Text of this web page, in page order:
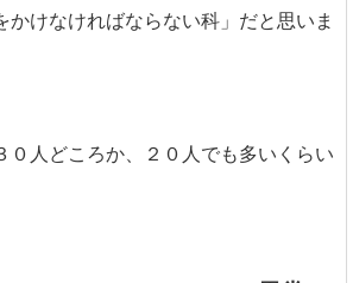
かけなければならない科」だと思いま
０人どころか、２０人でも多いくらい